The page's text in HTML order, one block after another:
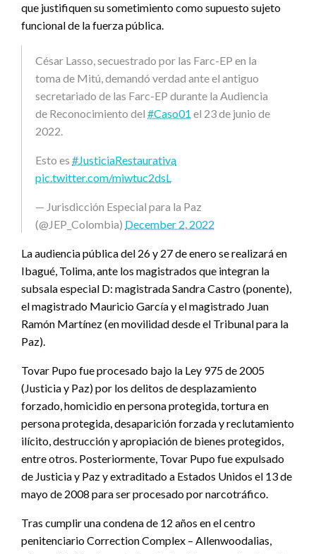
que justifiquen su sometimiento como supuesto sujeto
funcional de la fuerza pública.
César Lasso, secuestrado por las Farc-EP en la
toma de Mitú, demandó verdad ante el antiguo
secretariado de las Farc-EP durante la Audiencia
de Reconocimiento del #Caso01 el 23 de junio de
2022.
Esto es #JusticiaRestaurativa
pic.twitter.com/miwtuc2dsL
— Jurisdicción Especial para la Paz
(@JEP_Colombia) December 2, 2022
La audiencia pública del 26 y 27 de enero se realizará en
Ibagué, Tolima, ante los magistrados que integran la
subsala especial D: magistrada Sandra Castro (ponente),
el magistrado Mauricio García y el magistrado Juan
Ramón Martínez (en movilidad desde el Tribunal para la
Paz).
Tovar Pupo fue procesado bajo la Ley 975 de 2005
(Justicia y Paz) por los delitos de desplazamiento
forzado, homicidio en persona protegida, tortura en
persona protegida, desaparición forzada y reclutamiento
ilícito, destrucción y apropiación de bienes protegidos,
entre otros. Posteriormente, Tovar Pupo fue expulsado
de Justicia y Paz y extraditado a Estados Unidos el 13 de
mayo de 2008 para ser procesado por narcotráfico.
Tras cumplir una condena de 12 años en el centro
penitenciario Correction Complex – Allenwoodalias,